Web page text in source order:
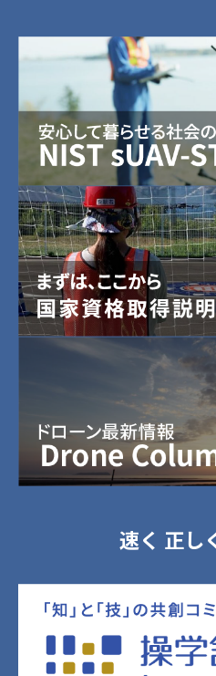
速く 正し